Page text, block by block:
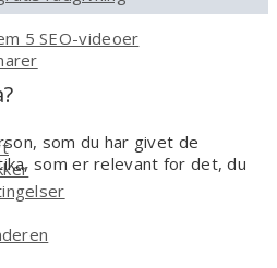
5 SEO-videoer
som du har givet de
som er relevant for det, du